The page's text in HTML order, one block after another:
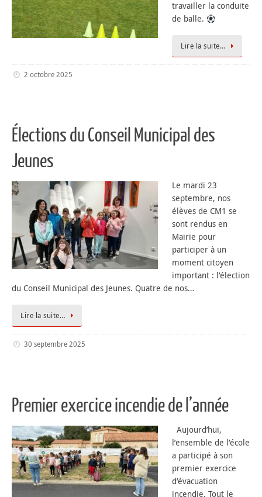
travailler la conduite
de balle.
Lire la suite…
2 octobre 2025
Élections du Conseil Municipal des
Jeunes ️️
Le mardi 23
septembre, nos
élèves de CM1 se
sont rendus en
Mairie pour
participer à un
moment citoyen
important : l’élection
du Conseil Municipal des Jeunes. Quatre de nos…
Lire la suite…
30 septembre 2025
Premier exercice incendie de l’année
Aujourd’hui,
l’ensemble de l’école
a participé à son
premier exercice
d’évacuation
incendie. Tout le